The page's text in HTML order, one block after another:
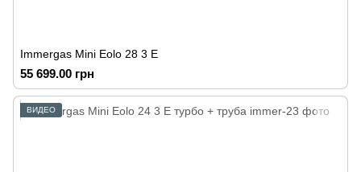
Immergas Mini Eolo 28 3 E
55 699.00 грн
ВИДЕО